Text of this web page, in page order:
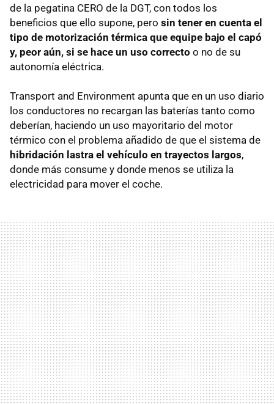
de la pegatina CERO de la DGT, con todos los
beneficios que ello supone, pero sin tener en cuenta el
tipo de motorización térmica que equipe bajo el capó
y, peor aún, si se hace un uso correcto o no de su
autonomía eléctrica.
Transport and Environment apunta que en un uso diario
los conductores no recargan las baterías tanto como
deberían, haciendo un uso mayoritario del motor
térmico con el problema añadido de que el sistema de
hibridación lastra el vehículo en trayectos largos,
donde más consume y donde menos se utiliza la
electricidad para mover el coche.